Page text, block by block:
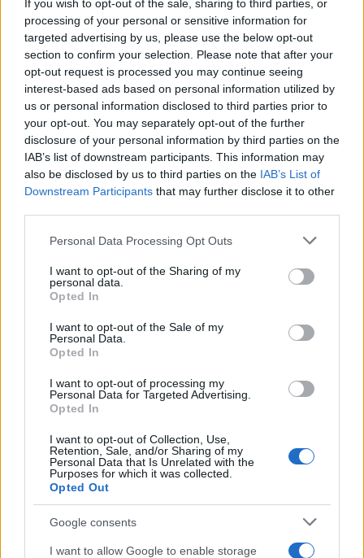
If you wish to opt-out of the sale, sharing to third parties, or
processing of your personal or sensitive information for
targeted advertising by us, please use the below opt-out
section to confirm your selection. Please note that after your
opt-out request is processed you may continue seeing
interest-based ads based on personal information utilized by
us or personal information disclosed to third parties prior to
your opt-out. You may separately opt-out of the further
disclosure of your personal information by third parties on the
IAB’s list of downstream participants. This information may
also be disclosed by us to third parties on the IAB’s List of
Downstream Participants that may further disclose it to other
Please note that this website/app uses one or more Google
not limited to your visit or usage behaviour. You may click to
grant or deny consent to Google and its third-party tags to
use your data for below specified purposes in below Google
consent section.
Personal Data Processing Opt Outs
I want to opt-out of the Sharing of my
personal data.
Opted In
I want to opt-out of the Sale of my
Personal Data.
Opted In
I want to opt-out of processing my
Personal Data for Targeted Advertising.
Opted In
I want to opt-out of Collection, Use,
Retention, Sale, and/or Sharing of my
Personal Data that Is Unrelated with the
Purposes for which it was collected.
Opted Out
Google consents
I want to allow Google to enable storage
L’obiettivo è rimanere visibili, sicuri e pronti a
comunicare la propria posizione quando possibile.
Conoscere i propri limiti, pianificare con cura e
saper applicare procedure semplici come il metodo
S.T.O.P.trasforma un imprevisto in una situazione
gestibile. Un approccio prudente e gli strumenti
giusti permettono di esplorare la montagna con
maggiore sicurezza e serenità.
Marco Tessari
Marco Tessari, giornalista trentino
segue da anni Coppa del Mondo di sci,
Olimpiadi invernali e alpinismo; racconta gare,
competenza tecnica e passione per le terre
alte.